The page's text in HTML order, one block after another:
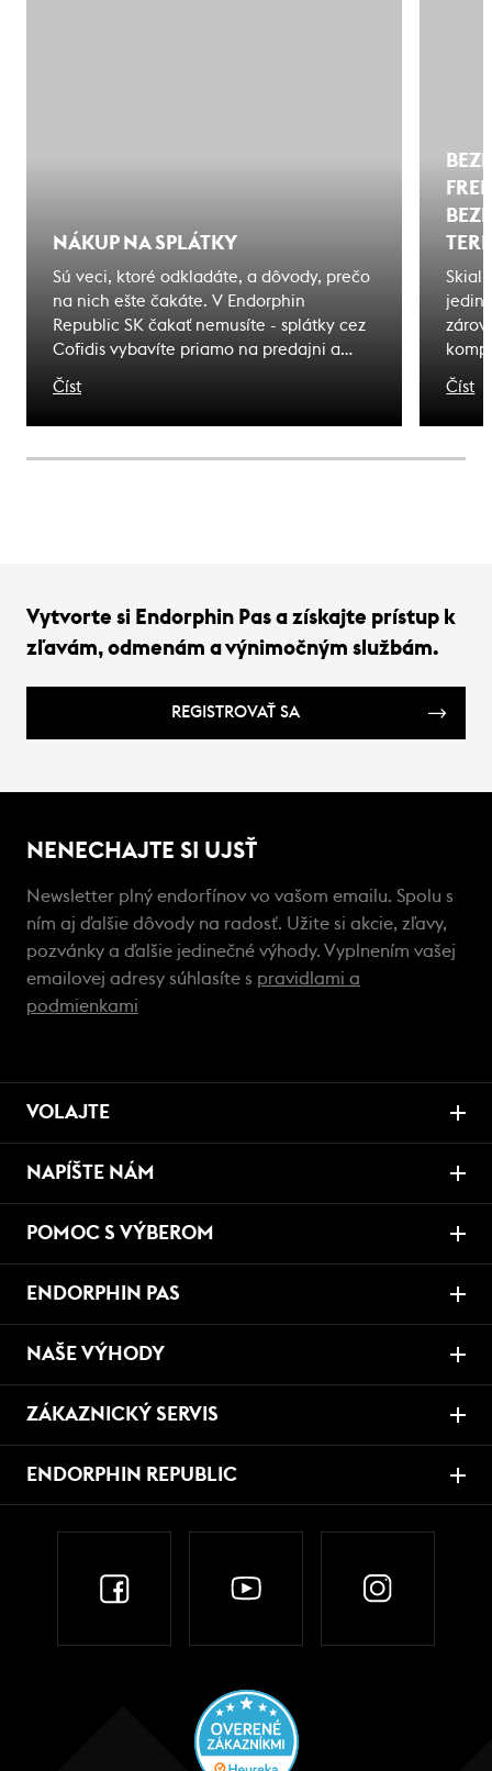
NÁKUP NA SPLÁTKY
Sú veci, ktoré odkladáte, a dôvody, prečo
na nich ešte čakáte. V Endorphin
Republic SK čakať nemusíte - splátky cez
Cofidis vybavíte priamo na predajni a
odídete s tým, čo ste si vybrali. Zážitky, na
ktoré čakáte sú bližšie, ako si myslíte.
Číst Číst
Vytvorte si Endorphin Pas a získajte prístup k
zľavám, odmenám a výnimočným službám.
REGISTROVAŤ SA
NENECHAJTE SI UJSŤ
Newsletter plný endorfínov vo vašom emailu. Spolu s
ním aj ďalšie dôvody na radosť. Užite si akcie, zľavy,
pozvánky a ďalšie jedinečné výhody. Vyplnením vašej
emailovej adresy súhlasíte s pravidlami a
podmienkami
VOLAJTE
NAPÍŠTE NÁM
POMOC S VÝBEROM
ENDORPHIN PAS
NAŠE VÝHODY
ZÁKAZNICKÝ SERVIS
ENDORPHIN REPUBLIC